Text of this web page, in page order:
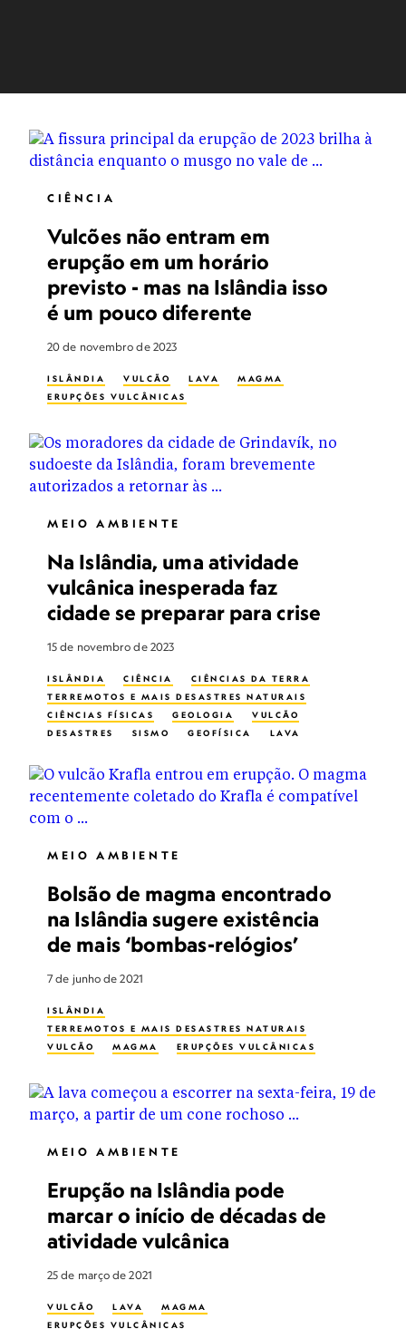
CIÊNCIA
Vulcões não entram em
erupção em um horário
previsto - mas na Islândia isso
é um pouco diferente
20 de novembro de 2023
ISLÂNDIA VULCÃO LAVA
MAGMA
ERUPÇÕES VULCÂNICAS
MEIO AMBIENTE
Na Islândia, uma atividade
vulcânica inesperada faz
cidade se preparar para crise
15 de novembro de 2023
ISLÂNDIA CIÊNCIA
CIÊNCIAS DA TERRA
TERREMOTOS E MAIS DESASTRES NATURAIS
CIÊNCIAS FÍSICAS
GEOLOGIA
VULCÃO
DESASTRES
SISMO GEOFÍSICA
LAVA
MEIO AMBIENTE
Bolsão de magma encontrado
na Islândia sugere existência
de mais ‘bombas-relógios’
7 de junho de 2021
ISLÂNDIA
TERREMOTOS E MAIS DESASTRES NATURAIS
VULCÃO
MAGMA ERUPÇÕES VULCÂNICAS
MEIO AMBIENTE
Erupção na Islândia pode
marcar o início de décadas de
atividade vulcânica
25 de março de 2021
VULCÃO LAVA
MAGMA
ERUPÇÕES VULCÂNICAS